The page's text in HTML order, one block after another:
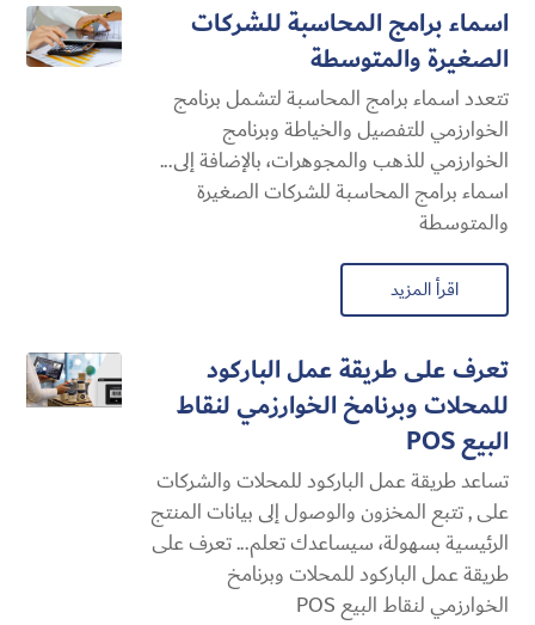
اسماء برامج المحاسبة للشركات
الصغيرة والمتوسطة
تتعدد اسماء برامج المحاسبة لتشمل برنامج
الخوارزمي للتفصيل والخياطة وبرنامج
الخوارزمي للذهب والمجوهرات، بالإضافة إلى...
اسماء برامج المحاسبة للشركات الصغيرة
والمتوسطة
اقرأ المزيد
تعرف على طريقة عمل الباركود
للمحلات وبرنامخ الخوارزمي لنقاط
البيع POS
تساعد طريقة عمل الباركود للمحلات والشركات
على , تتبع المخزون والوصول إلى بيانات المنتج
الرئيسية بسهولة، سيساعدك تعلم... تعرف على
طريقة عمل الباركود للمحلات وبرنامخ
الخوارزمي لنقاط البيع POS